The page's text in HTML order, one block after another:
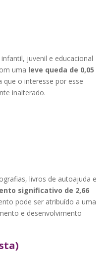
juvenil e educacional
uma leve queda de 0,05
que o interesse por esse
inalterado.
livros de autoajuda e
significativo de 2,66
pode ser atribuído a uma
e desenvolvimento